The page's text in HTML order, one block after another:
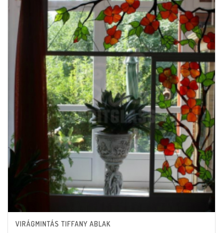
VIRÁGMINTÁS TIFFANY ABLAK